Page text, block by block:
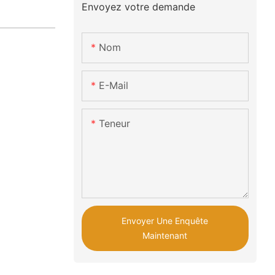
Envoyez votre demande
Nom
E-Mail
Teneur
Envoyer Une Enquête
Maintenant